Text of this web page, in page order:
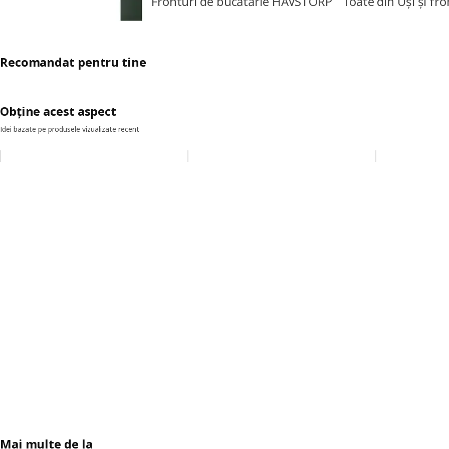
Recomandat pentru tine
Obține acest aspect
Idei bazate pe produsele vizualizate recent
Mai multe de la